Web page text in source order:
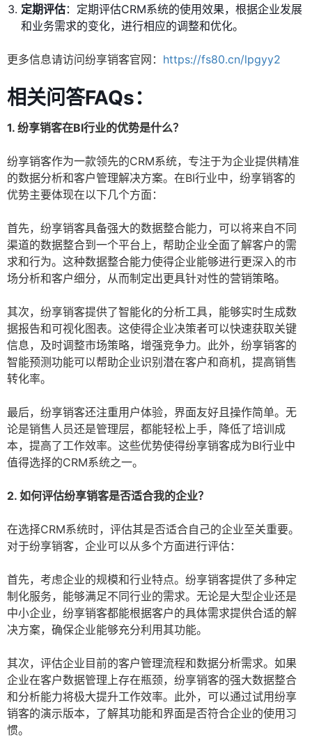
定期评估：定期评估CRM系统的使用效果，根据企业发展
和业务需求的变化，进行相应的调整和优化。
更多信息请访问纷享销客官网： https://fs80.cn/lpgyy2
相关问答FAQs：
1. 纷享销客在BI行业的优势是什么？
纷享销客作为一款领先的CRM系统，专注于为企业提供精准
的数据分析和客户管理解决方案。在BI行业中，纷享销客的
优势主要体现在以下几个方面：
首先，纷享销客具备强大的数据整合能力，可以将来自不同
渠道的数据整合到一个平台上，帮助企业全面了解客户的需
求和行为。这种数据整合能力使得企业能够进行更深入的市
场分析和客户细分，从而制定出更具针对性的营销策略。
其次，纷享销客提供了智能化的分析工具，能够实时生成数
据报告和可视化图表。这使得企业决策者可以快速获取关键
信息，及时调整市场策略，增强竞争力。此外，纷享销客的
智能预测功能可以帮助企业识别潜在客户和商机，提高销售
转化率。
最后，纷享销客还注重用户体验，界面友好且操作简单。无
论是销售人员还是管理层，都能轻松上手，降低了培训成
本，提高了工作效率。这些优势使得纷享销客成为BI行业中
值得选择的CRM系统之一。
2. 如何评估纷享销客是否适合我的企业？
在选择CRM系统时，评估其是否适合自己的企业至关重要。
对于纷享销客，企业可以从多个方面进行评估：
首先，考虑企业的规模和行业特点。纷享销客提供了多种定
制化服务，能够满足不同行业的需求。无论是大型企业还是
中小企业，纷享销客都能根据客户的具体需求提供合适的解
决方案，确保企业能够充分利用其功能。
其次，评估企业目前的客户管理流程和数据分析需求。如果
企业在客户数据管理上存在瓶颈，纷享销客的强大数据整合
和分析能力将极大提升工作效率。此外，可以通过试用纷享
销客的演示版本，了解其功能和界面是否符合企业的使用习
惯。